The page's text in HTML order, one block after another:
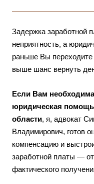
Задержка заработной
неприятность, а
раньше Вы
выше шанс вернуть
Если Вам
юридическая
области, я, адвокат
Владимирович, готов
компенсацию и
заработной платы —
фактического